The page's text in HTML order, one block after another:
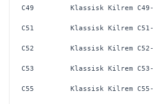
C49 Klassisk Kilrem C49-
C51 Klassisk Kilrem C51-
C52 Klassisk Kilrem C52-
C53 Klassisk Kilrem C53-
C55 Klassisk Kilrem C55-